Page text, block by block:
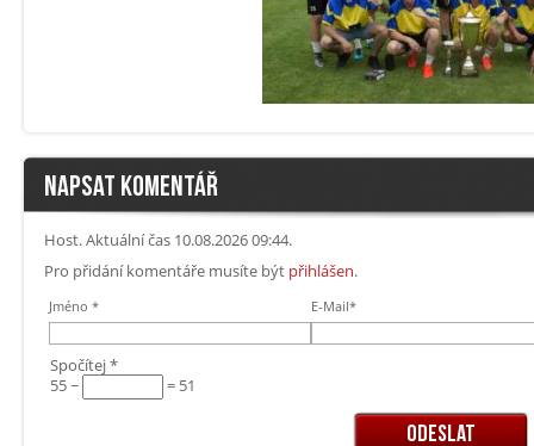
NAPSAT KOMENTÁŘ
Host. Aktuální čas 10.08.2026 09:44.
Pro přidání komentáře musíte být přihlášen.
Jméno * E-Mail*
Spočítej *
55 −
= 51